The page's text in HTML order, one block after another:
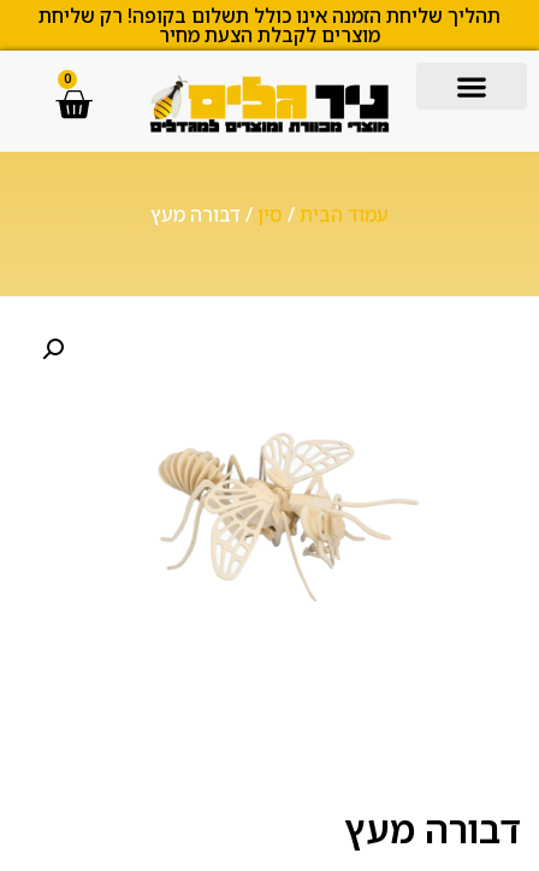
תהליך שליחת הזמנה אינו כולל תשלום בקופה! רק שליחת
מוצרים לקבלת הצעת מחיר
0
עמוד הבית/ סין/ דבורה מעץ
דבורה מעץ